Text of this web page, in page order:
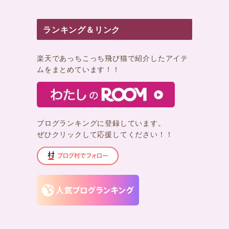
ランキング＆リンク
楽天であっちこっち飛び猫で紹介したアイテ
ムをまとめています！！
ブログランキングに登録しています。
ぜひクリックして応援してください！！